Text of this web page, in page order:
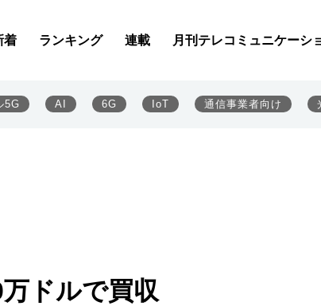
着 ランキング 連載 月刊テレコミュニケーシ
5G AI 6G IoT 通信事業者向け
ドルで買収